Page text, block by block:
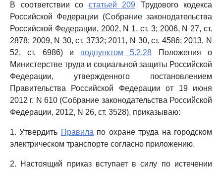
В соответствии со статьей 209 Трудового кодекса
Российской Федерации (Собрание законодательства
Российской Федерации, 2002, N 1, ст. 3; 2006, N 27, ст.
2878; 2009, N 30, ст. 3732; 2011, N 30, ст. 4586; 2013, N
52, ст. 6986) и подпунктом 5.2.28 Положения о
Министерстве труда и социальной защиты Российской
Федерации, утвержденного постановлением
Правительства Российской Федерации от 19 июня
2012 г. N 610 (Собрание законодательства Российской
Федерации, 2012, N 26, ст. 3528), приказываю:
1. Утвердить Правила по охране труда на городском
электрическом транспорте согласно приложению.
2. Настоящий приказ вступает в силу по истечении